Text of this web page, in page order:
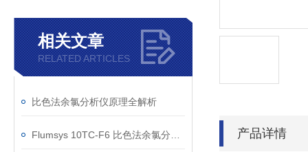
相关文章
RELATED ARTICLES
比色法余氯分析仪原理全解析
产品详情